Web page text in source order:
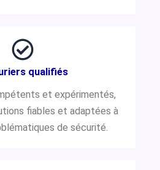
qualifiés
et expérimentés,
fiables et adaptées à
de sécurité.